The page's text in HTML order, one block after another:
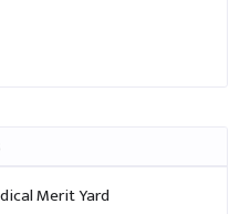
Merit Yard